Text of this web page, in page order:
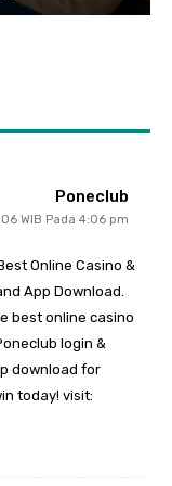
Poneclub
WIB Pada 4:06 pm
Online Casino &
App Download.
best online casino
login &
download for
today! visit: